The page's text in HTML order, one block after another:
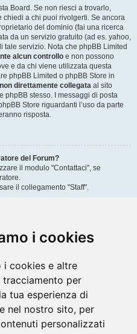
i cookies
i cookies e altre
per
tua esperienza di
nel nostro sito, per
personalizzati
Board. Se non riesci a trovarlo,
chiedi a chi puoi rivolgerti. Se ancora
del dominio (fai una ricerca
da un servizio gratuito (ad es. yahoo,
tale servizio. Nota che phpBB Limited
alcun controllo e non possono
e da chi viene utilizzata questa
phpBB Limited o phpBB Store in
non direttamente collegata al sito
phpBB stesso. I messaggi di posta
Store riguardanti l’uso da parte
risposta.
del Forum?
il modulo "Contattaci", se
il collegamento "Staff".